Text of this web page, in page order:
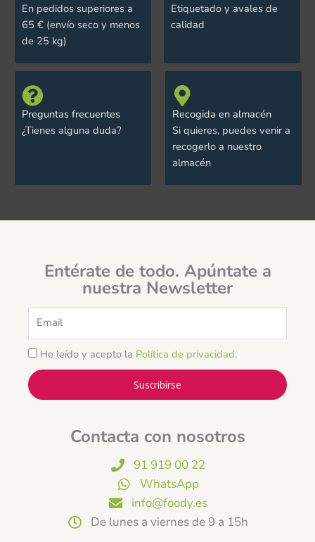
En pedidos superiores a
65 € (envío seco y menos
de 25 kg)
Etiquetado y avales de
calidad
Preguntas frecuentes
¿Tienes alguna duda?
Recogida en almacén
Si quieres, puedes venir a
recogerlo a nuestro
almacén
Entérate de todo. Apúntate a
nuestra Newsletter
He leído y acepto la Política de privacidad.
Suscribírse
Contacta con nosotros
91 919 00 22
WhatsApp
info@foody.es
De lunes a viernes de 9 a 15h